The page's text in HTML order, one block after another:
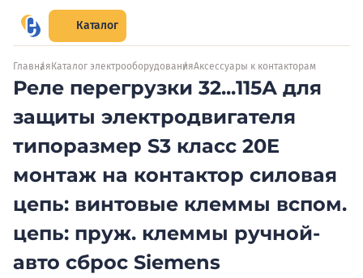
Каталог
Главная Каталог электрооборудованияАксессуары к контакторам
Реле перегрузки 32...115А для
защиты электродвигателя
типоразмер S3 класс 20E
монтаж на контактор силовая
цепь: винтовые клеммы вспом.
цепь: пруж. клеммы ручной-
авто сброс Siemens